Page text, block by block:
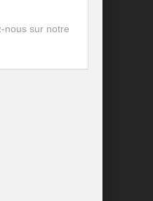
nous sur notre